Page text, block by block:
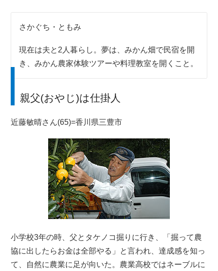
さかぐち・ともみ
現在は夫と2人暮らし。夢は、みかん畑で民宿を開
き、みかん農家体験ツアーや料理教室を開くこと。
親父(おやじ)は仕掛人
近藤敏晴さん(65)=香川県三豊市
小学校3年の時、父とタケノコ掘りに行き、「掘って農
協に出したらお金は全部やる」と言われ、達成感を知っ
て、自然に農業に足が向いた。農業高校ではネーブルに